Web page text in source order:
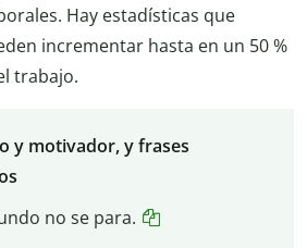
Hay estadísticas que
incrementar hasta en un 50 %
trabajo.
y motivador, y frases
no se para.